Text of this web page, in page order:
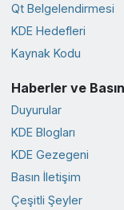
Qt Belgelendirmesi
KDE Hedefleri
Kaynak Kodu
Haberler ve Basın
Duyurular
KDE Blogları
KDE Gezegeni
Basın İletişim
Çeşitli Şeyler